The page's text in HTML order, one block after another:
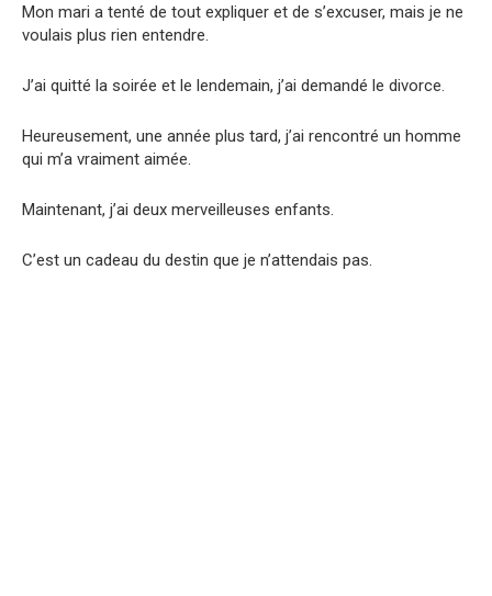
Mon mari a tenté de tout expliquer et de s’excuser, mais je ne
voulais plus rien entendre.
J’ai quitté la soirée et le lendemain, j’ai demandé le divorce.
Heureusement, une année plus tard, j’ai rencontré un homme
qui m’a vraiment aimée.
Maintenant, j’ai deux merveilleuses enfants.
C’est un cadeau du destin que je n’attendais pas.